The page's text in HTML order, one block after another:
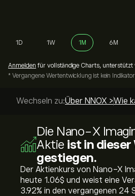
1D 1W 1M 6M
Anmelden für vollständige Charts, unterstützt
* Vergangene Wertentwicklung ist kein
Wechseln zu:Über NNOX >Wie
Die Nano-X
Aktie ist in dieser
gestiegen.
Der Aktienkurs von Nano-X
heute 1.06‎$‎ und weist eine
‎3.92‎% in den vergangenen 24